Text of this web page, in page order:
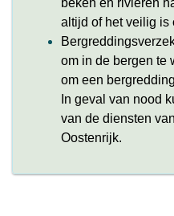
altijd of het veilig is
om in de bergen te
om een
In geval van nood
van de diensten
Oostenrijk.